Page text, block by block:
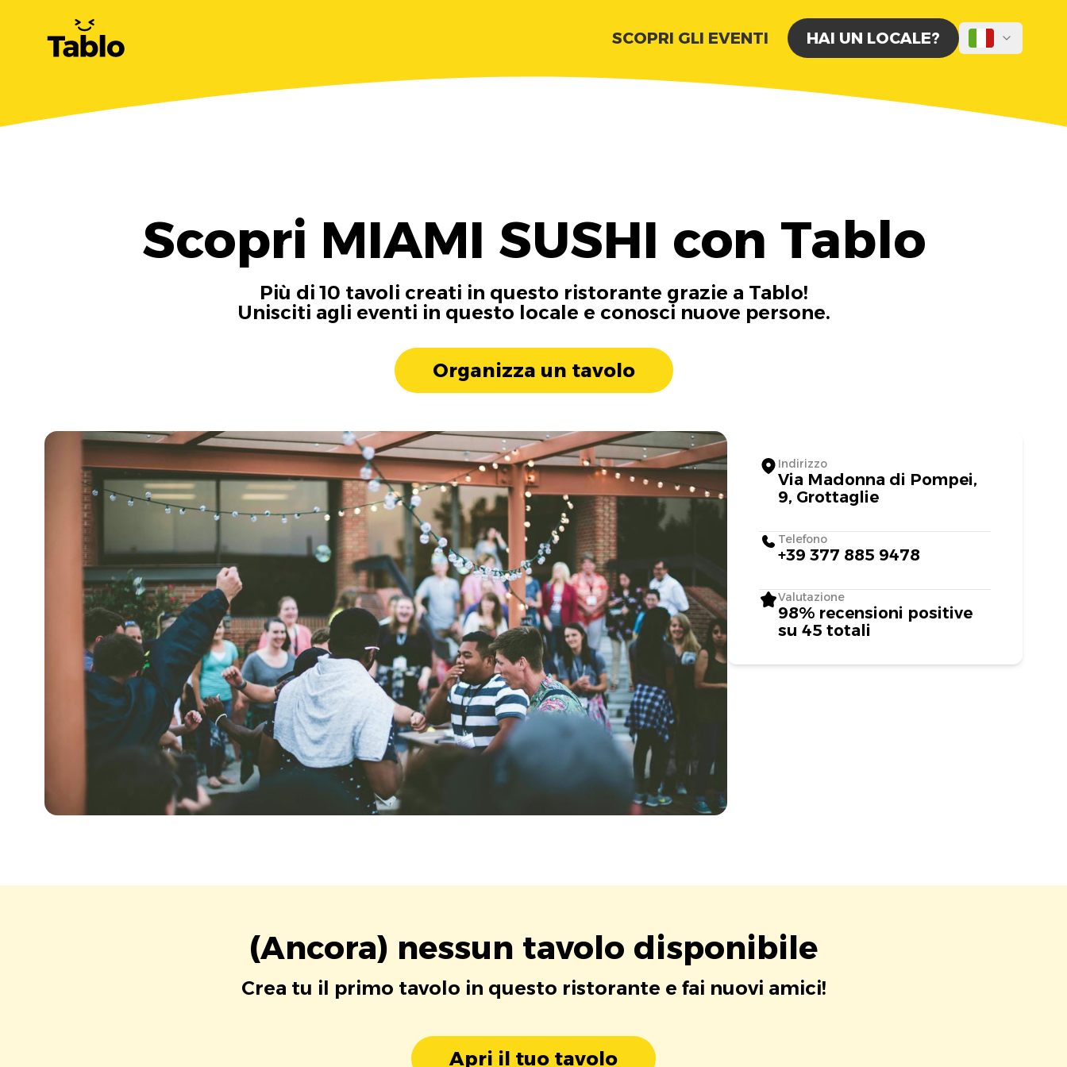
SCOPRI GLI EVENTI HAI UN LOCALE?
Scopri MIAMI SUSHI con Tablo
Più di 10 tavoli creati in questo ristorante grazie a Tablo!
Unisciti agli eventi in questo locale e conosci nuove persone.
Organizza un tavolo
Indirizzo
Via Madonna di Pompei,
9, Grottaglie
Telefono
+39 377 885 9478
Valutazione
98% recensioni positive
su 45 totali
(Ancora) nessun tavolo disponibile
Crea tu il primo tavolo in questo ristorante e fai nuovi amici!
Apri il tuo tavolo